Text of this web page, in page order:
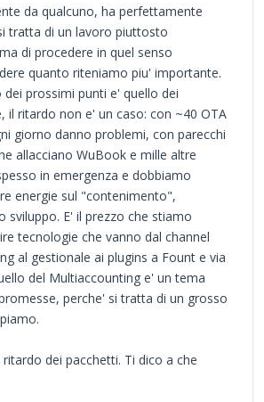
da qualcuno, ha perfettamente
tratta di un lavoro piuttosto
di procedere in quel senso
quanto riteniamo piu' importante.
dei prossimi punti e' quello dei
il ritardo non e' un caso: con ~40 OTA
giorno danno problemi, con parecchi
allacciano WuBook e mille altre
in emergenza e dobbiamo
energie sul "contenimento",
sviluppo. E' il prezzo che stiamo
tecnologie che vanno dal channel
al gestionale ai plugins a Fount e via
del Multiaccounting e' un tema
perche' si tratta di un grosso
dei pacchetti. Ti dico a che